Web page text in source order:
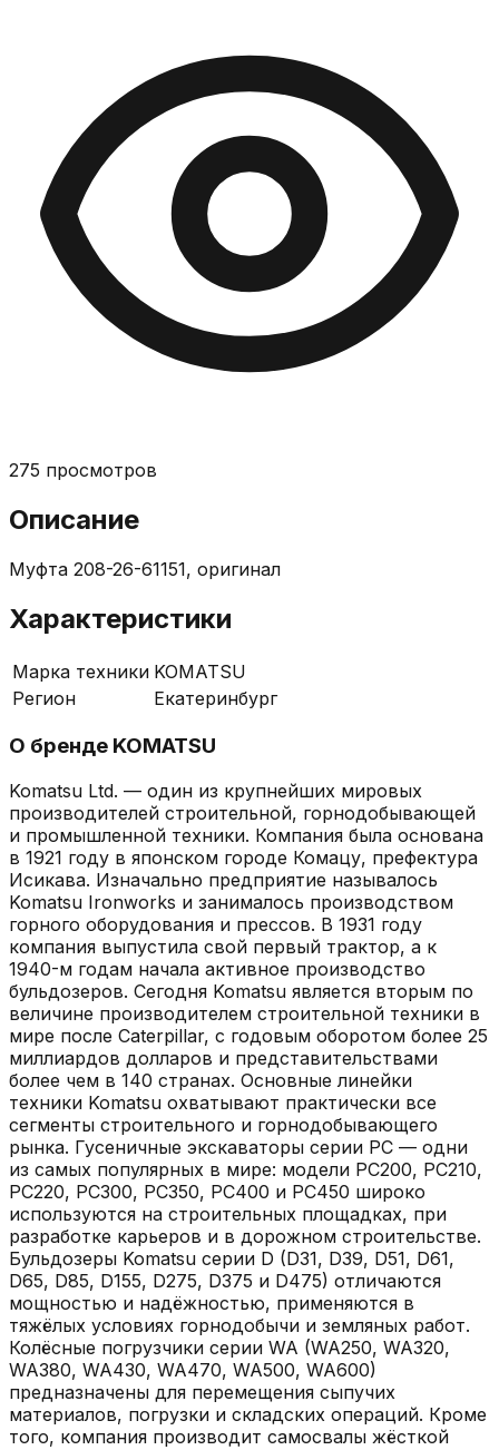
275 просмотров
Описание
Муфта 208-26-61151, оригинал
Характеристики
Марка техники KOMATSU
Регион
Екатеринбург
О бренде KOMATSU
Komatsu Ltd. — один из крупнейших мировых
производителей строительной, горнодобывающей
и промышленной техники. Компания была основана
в 1921 году в японском городе Комацу, префектура
Исикава. Изначально предприятие называлось
Komatsu Ironworks и занималось производством
горного оборудования и прессов. В 1931 году
компания выпустила свой первый трактор, а к
1940-м годам начала активное производство
бульдозеров. Сегодня Komatsu является вторым по
величине производителем строительной техники в
мире после Caterpillar, с годовым оборотом более 25
миллиардов долларов и представительствами
более чем в 140 странах. Основные линейки
техники Komatsu охватывают практически все
сегменты строительного и горнодобывающего
рынка. Гусеничные экскаваторы серии PC — одни
из самых популярных в мире: модели PC200, PC210,
PC220, PC300, PC350, PC400 и PC450 широко
используются на строительных площадках, при
разработке карьеров и в дорожном строительстве.
Бульдозеры Komatsu серии D (D31, D39, D51, D61,
D65, D85, D155, D275, D375 и D475) отличаются
мощностью и надёжностью, применяются в
тяжёлых условиях горнодобычи и земляных работ.
Колёсные погрузчики серии WA (WA250, WA320,
WA380, WA430, WA470, WA500, WA600)
предназначены для перемещения сыпучих
материалов, погрузки и складских операций. Кроме
того, компания производит самосвалы жёсткой